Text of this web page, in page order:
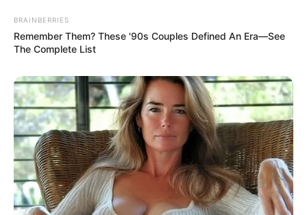
BRAINBERRIES
Remember Them? These '90s Couples Defined An Era—See
The Complete List